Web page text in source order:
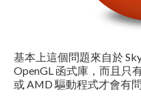
基本上這個問題來自於
OpenGL 函式庫，而且只
或 AMD 驅動程式才會有問